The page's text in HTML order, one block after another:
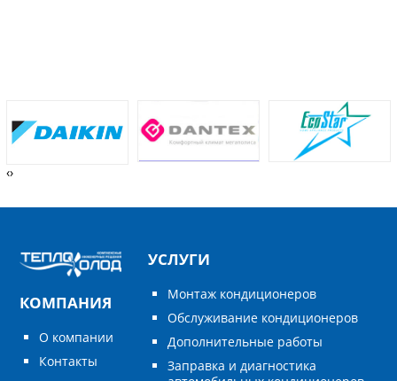
‹›
КОМПАНИЯ
О компании
Контакты
УСЛУГИ
Монтаж кондиционеров
Обслуживание кондиционеров
Дополнительные работы
Заправка и диагностика